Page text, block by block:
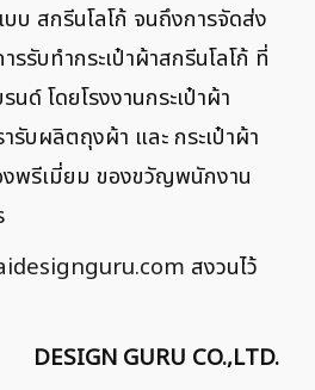
บ สกรีนโลโก้ จนถึงการจัดส่ง
รรับทำกระเป๋าผ้าสกรีนโลโก้ ที่
โดยโรงงานกระเป๋าผ้า
รับผลิตถุงผ้า และ กระเป๋าผ้า
งพรีเมี่ยม ของขวัญพนักงาน
สงวนไว้
DESIGN GURU CO.,LTD.